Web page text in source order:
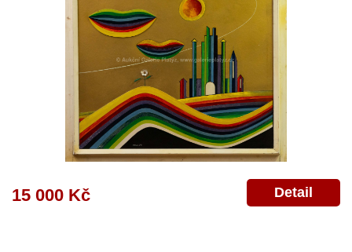
15 000 Kč Detail